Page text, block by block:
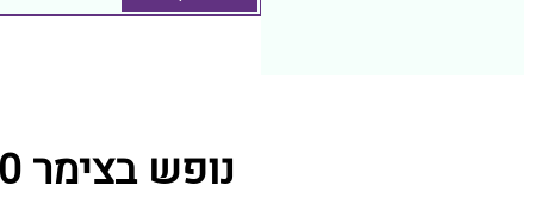
נופש בצימר 570 מתחמי נופש קרובים ל אחוזה מעבר לפינה